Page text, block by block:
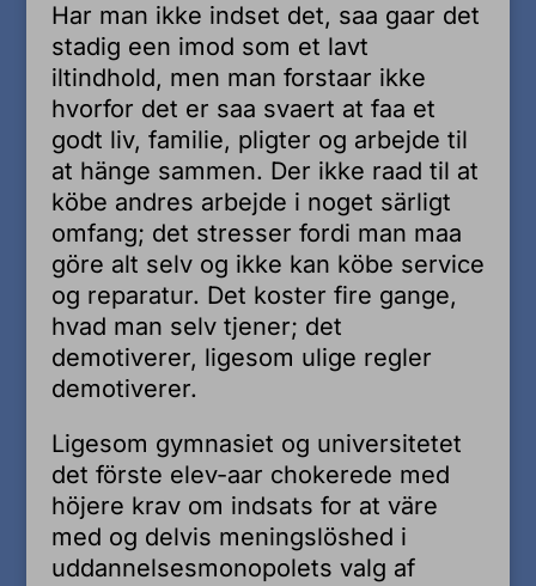
Har man ikke indset det, saa gaar det
stadig een imod som et lavt
iltindhold, men man forstaar ikke
hvorfor det er saa svaert at faa et
godt liv, familie, pligter og arbejde til
at hänge sammen. Der ikke raad til at
köbe andres arbejde i noget särligt
omfang; det stresser fordi man maa
göre alt selv og ikke kan köbe service
og reparatur. Det koster fire gange,
hvad man selv tjener; det
demotiverer, ligesom ulige regler
demotiverer.
Ligesom gymnasiet og universitetet
det förste elev-aar chokerede med
höjere krav om indsats for at väre
med og delvis meningslöshed i
uddannelsesmonopolets valg af